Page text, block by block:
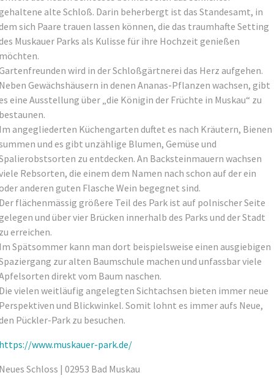
alte Schloß. Darin beherbergt ist das Standesamt, in
sich Paare trauen lassen können, die das traumhafte Setting
Muskauer Parks als Kulisse für ihre Hochzeit genießen
wird in der Schloßgärtnerei das Herz aufgehen.
Gewächshäusern in denen Ananas-Pflanzen wachsen, gibt
eine Ausstellung über „die Königin der Früchte in Muskau“ zu
angegliederten Küchengarten duftet es nach Kräutern, Bienen
und es gibt unzählige Blumen, Gemüse und
zu entdecken. An Backsteinmauern wachsen
Rebsorten, die einem dem Namen nach schon auf der ein
anderen guten Flasche Wein begegnet sind.
flächenmässig größere Teil des Park ist auf polnischer Seite
und über vier Brücken innerhalb des Parks und der Stadt
erreichen.
Spätsommer kann man dort beispielsweise einen ausgiebigen
zur alten Baumschule machen und unfassbar viele
direkt vom Baum naschen.
vielen weitläufig angelegten Sichtachsen bieten immer neue
und Blickwinkel. Somit lohnt es immer aufs Neue,
Pückler-Park zu besuchen.
www.muskauer-park.de/
Schloss | 02953 Bad Muskau